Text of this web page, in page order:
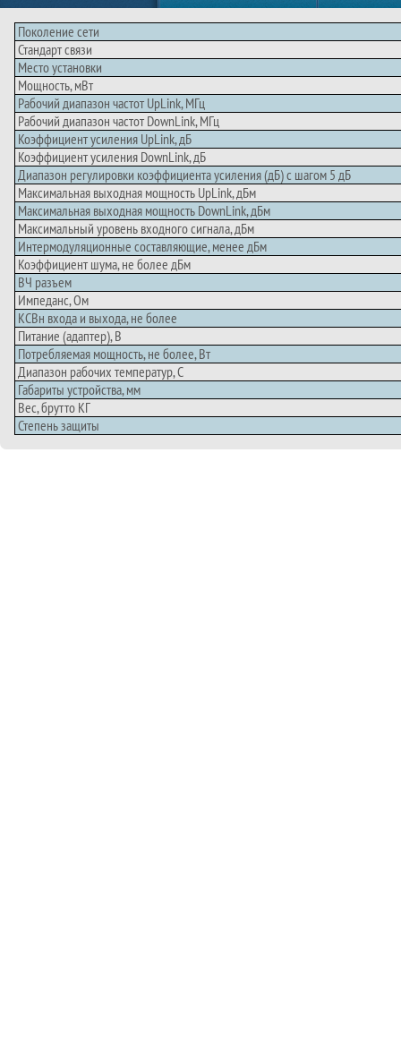
Поколение сети
Стандарт связи
Место установки
Мощность, мВт
Рабочий диапазон частот UpLink, МГц
Рабочий диапазон частот DownLink, МГц
Коэффициент усиления UpLink, дБ
Коэффициент усиления DownLink, дБ
Диапазон регулировки коэффициента усиления (дБ) с шагом 5 дБ
Максимальная выходная мощность UpLink, дБм
Максимальная выходная мощность DownLink, дБм
Максимальный уровень входного сигнала, дБм
Интермодуляционные составляющие, менее дБм
Коэффициент шума, не более дБм
ВЧ разъем
Импеданс, Ом
КСВн входа и выхода, не более
Питание (адаптер), В
Потребляемая мощность, не более, Вт
Диапазон рабочих температур, С
Габариты устройства, мм
Вес, брутто КГ
Степень защиты